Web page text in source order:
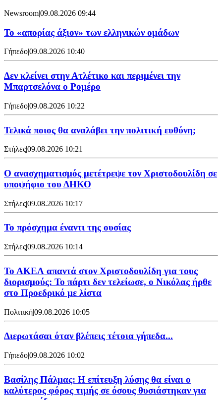
Newsroom|09.08.2026 09:44
Το «απορίας άξιον» των ελληνικών ομάδων
Γήπεδο|09.08.2026 10:40
Δεν κλείνει στην Ατλέτικο και περιμένει την
Μπαρτσελόνα ο Ρομέρο
Γήπεδο|09.08.2026 10:22
Τελικά ποιος θα αναλάβει την πολιτική ευθύνη;
Στήλες|09.08.2026 10:21
Ο ανασχηματισμός μετέτρεψε τον Χριστοδουλίδη σε
υποψήφιο του ΔΗΚΟ
Στήλες|09.08.2026 10:17
Το πρόσχημα έναντι της ουσίας
Στήλες|09.08.2026 10:14
Το ΑΚΕΛ απαντά στον Χριστοδουλίδη για τους
διορισμούς: Το πάρτι δεν τελείωσε, ο Νικόλας ήρθε
στο Προεδρικό με λίστα
Πολιτική|09.08.2026 10:05
Διερωτάσαι όταν βλέπεις τέτοια γήπεδα...
Γήπεδο|09.08.2026 10:02
Βασίλης Πάλμας: Η επίτευξη λύσης θα είναι ο
καλύτερος φόρος τιμής σε όσους θυσιάστηκαν για